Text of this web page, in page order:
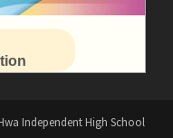
Independent High School